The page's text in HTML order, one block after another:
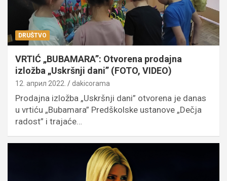
DRUŠTVO
VRTIĆ „BUBAMARA”: Otvorena prodajna
izložba „Uskršnji dani” (FOTO, VIDEO)
12. април 2022. dakicorama
Prodajna izložba „Uskršnji dani” otvorena je danas
u vrtiću „Bubamara” Predškolske ustanove „Dečja
radost” i trajaće…